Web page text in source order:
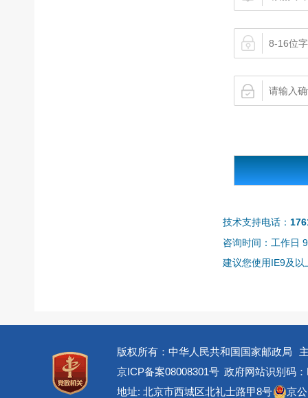
技术支持电话：
咨询时间：工作日
建议您使用IE9及
版权所有：中华人民共和国国家邮政局
京ICP备案08008301号 政府网站识别码
地址: 北京市西城区北礼士路甲8号
京